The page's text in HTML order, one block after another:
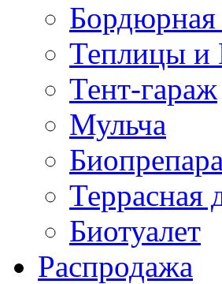
Бордюрная
Теплицы и
Тент-гараж
Мульча
Террасная
Биотуалет
Распродажа